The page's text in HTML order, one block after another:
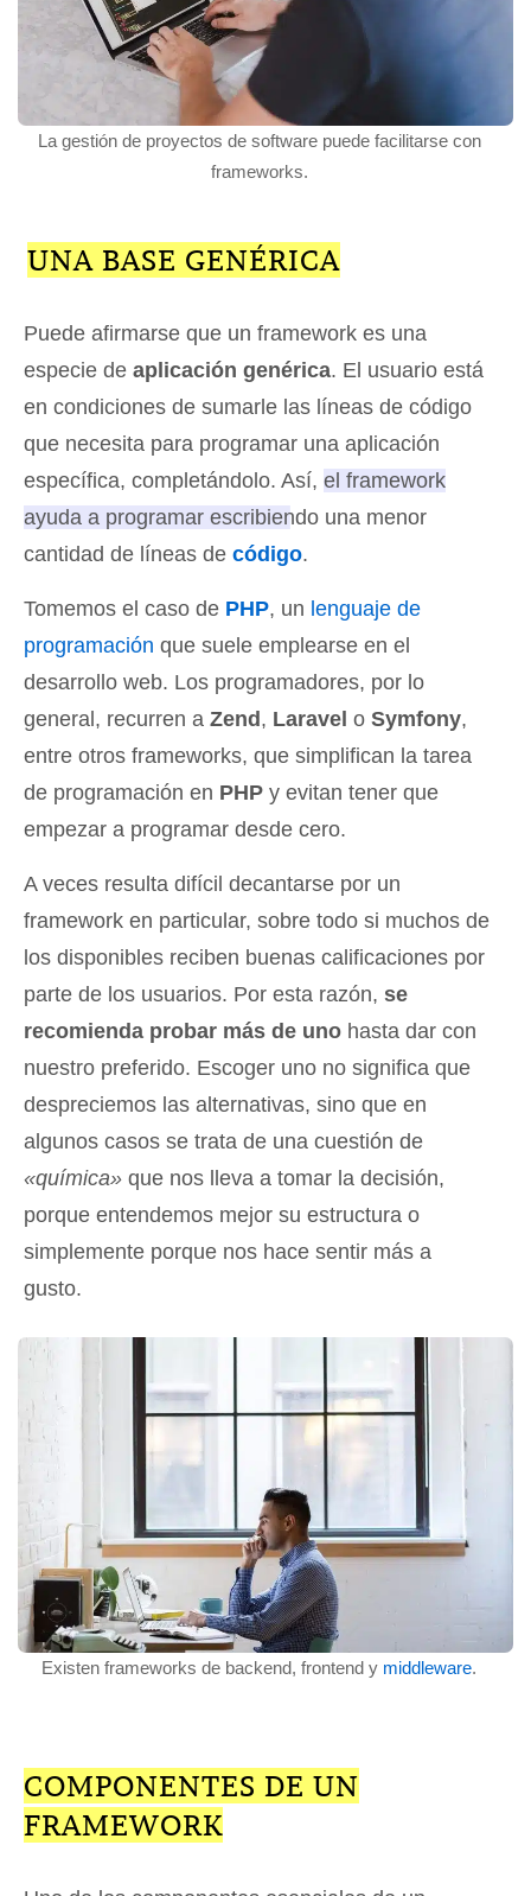
La gestión de proyectos de software puede facilitarse con
frameworks.
UNA BASE GENÉRICA
Puede afirmarse que un framework es una
especie de aplicación genérica. El usuario está
en condiciones de sumarle las líneas de código
que necesita para programar una aplicación
específica, completándolo. Así, el framework
ayuda a programar escribiendo una menor
cantidad de líneas de código.
Tomemos el caso de PHP, un lenguaje de
programación que suele emplearse en el
desarrollo web. Los programadores, por lo
general, recurren a Zend, Laravel o Symfony,
entre otros frameworks, que simplifican la tarea
de programación en PHP y evitan tener que
empezar a programar desde cero.
A veces resulta difícil decantarse por un
framework en particular, sobre todo si muchos de
los disponibles reciben buenas calificaciones por
parte de los usuarios. Por esta razón, se
recomienda probar más de uno hasta dar con
nuestro preferido. Escoger uno no significa que
despreciemos las alternativas, sino que en
algunos casos se trata de una cuestión de
«química» que nos lleva a tomar la decisión,
porque entendemos mejor su estructura o
simplemente porque nos hace sentir más a
gusto.
Existen frameworks de backend, frontend y middleware.
COMPONENTES DE UN
FRAMEWORK